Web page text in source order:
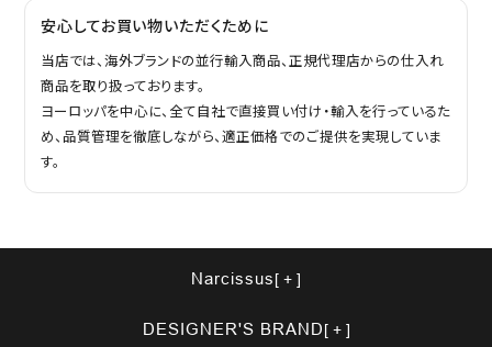
安心してお買い物いただくために
当店では、海外ブランドの並行輸入商品、正規代理店からの仕入れ
商品を取り扱っております。
ヨーロッパを中心に、全て自社で直接買い付け・輸入を行っているた
め、品質管理を徹底しながら、適正価格でのご提供を実現していま
す。
Narcissus
DESIGNER'S BRAND